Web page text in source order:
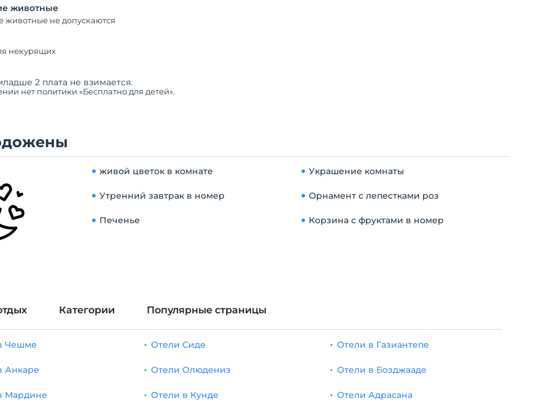
животные
не допускаются
некурящих
2 плата не взимается.
нет политики «Бесплатно для детей».
живой цветок в комнате Украшение комнаты
Утренний завтрак в номер Орнамент с лепестками роз
Печенье Корзина с фруктами в номер
Категории Популярные страницы
Чешме
Анкаре
Мардине
Отели Сиде
Отели Олюдениз
Отели в Кунде
Отели в Газиантепе
Отели в Бозджааде
Отели Адрасана